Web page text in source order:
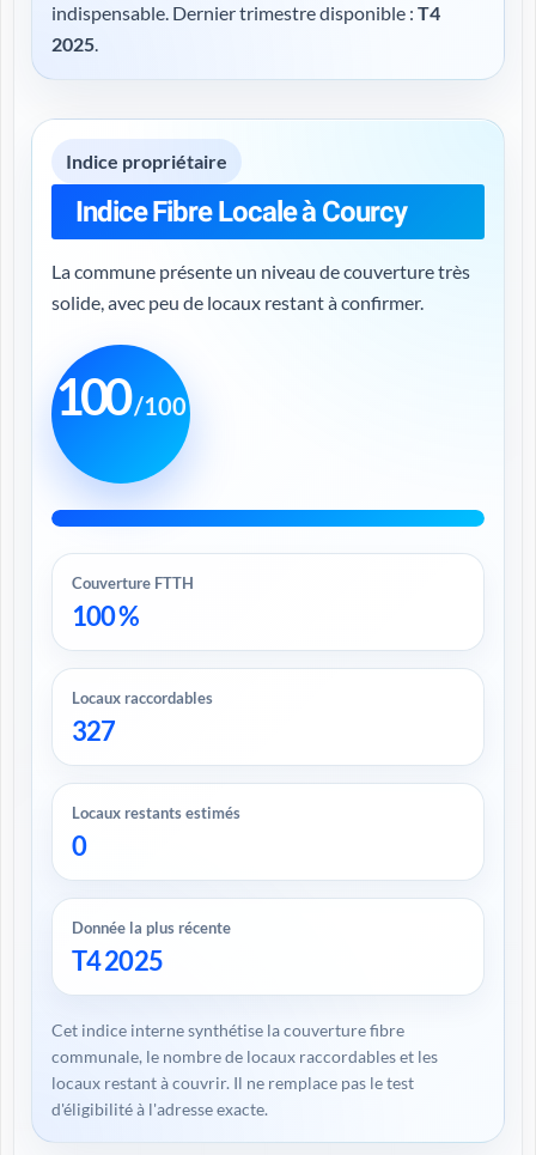
indispensable. Dernier trimestre disponible : T4
2025.
Indice propriétaire
Indice Fibre Locale à Courcy
La commune présente un niveau de couverture très
solide, avec peu de locaux restant à confirmer.
100/100
Couverture FTTH
100 %
Locaux raccordables
327
Locaux restants estimés
0
Donnée la plus récente
T4 2025
Cet indice interne synthétise la couverture fibre
communale, le nombre de locaux raccordables et les
locaux restant à couvrir. Il ne remplace pas le test
d'éligibilité à l'adresse exacte.